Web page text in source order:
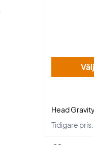
Head
Tidigare pris: